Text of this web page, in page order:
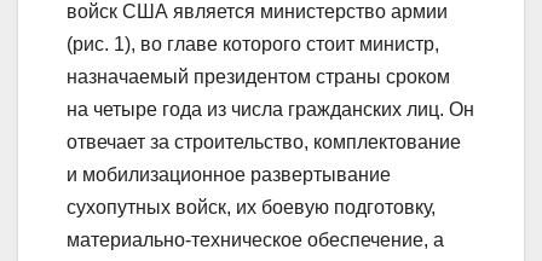
войск США является министерство армии
(рис. 1), во главе которого стоит министр,
назначаемый президентом страны сроком
на четыре года из числа гражданских лиц. Он
отвечает за строительство, комплектование
и мобилизационное развертывание
сухопутных войск, их боевую подготовку,
материально-техническое обеспечение, а